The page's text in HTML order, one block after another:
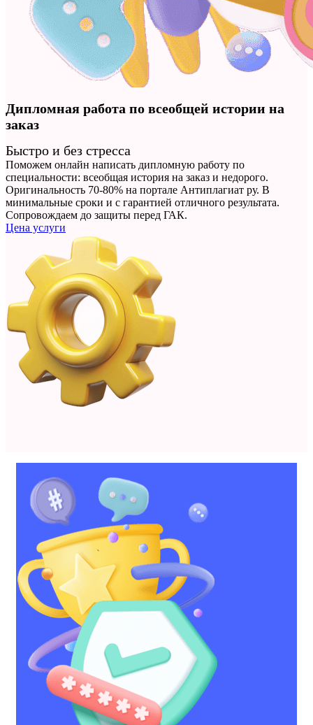
Дипломная работа по всеобщей истории на
заказ
Быстро и без стресса
Поможем онлайн написать дипломную работу по
специальности: всеобщая история на заказ и недорого.
Оригинальность 70-80% на портале Антиплагиат ру. В
минимальные сроки и с гарантией отличного результата.
Сопровождаем до защиты перед ГАК.
Цена услуги